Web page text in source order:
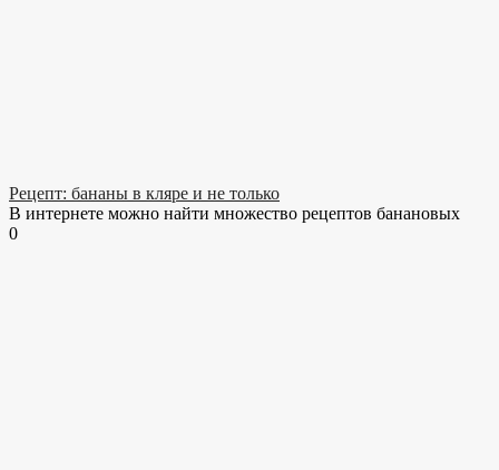
Рецепт: бананы в кляре и не только
В интернете можно найти множество рецептов банановых
0